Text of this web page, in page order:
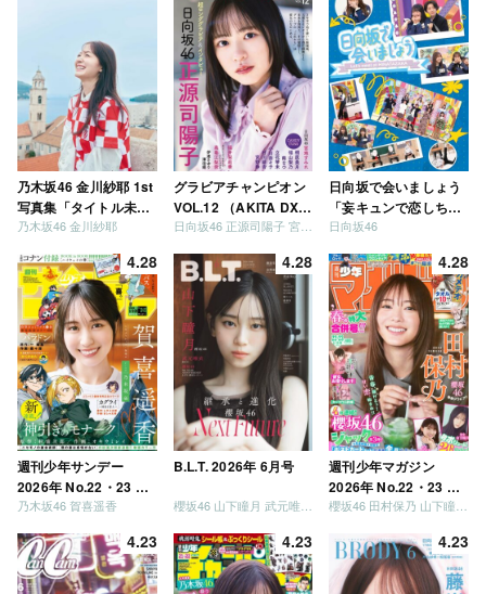
乃木坂46 金川紗耶 1st
写真集「タイトル未
定」
乃木坂46 金川紗耶
グラビアチャンピオン
VOL.12 （AKITA DXシ
リーズ）
日向坂46 正源司陽子 宮地すみれ
日向坂で会いましょう
「妄キュンで恋しちゃ
いましょう」「どっち
う」「ご褒美でロケし
ましょう」「フレンド
リーになりましょう」
「笑って卒業を祝いま
しょう」 [Blu-ray]
日向坂46
4.28
週刊少年サンデー
2026年 No.22・23 合
併号
乃木坂46 賀喜遥香
4.28
B.L.T. 2026年 6月号
櫻坂46 山下瞳月 武元唯衣 / 乃木坂46 海邉朱莉
4.28
週刊少年マガジン
2026年 No.22・23 合
併号
4.23 4.23 4.23